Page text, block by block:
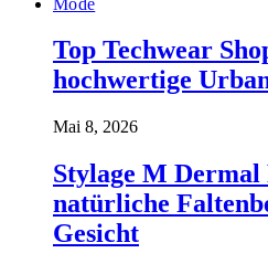
Top Techwear
hochwertige
Mai 8, 2026
Stylage M
natürliche
Gesicht